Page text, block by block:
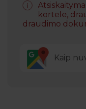
kortele,
draudimo
Kaip